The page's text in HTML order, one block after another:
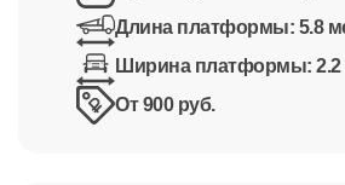
Длина платформы: 5.8
Ширина платформы:
От 900 руб.